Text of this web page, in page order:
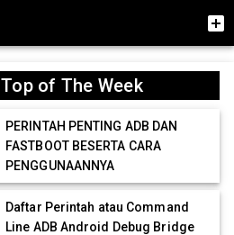
Top of The Week
PERINTAH PENTING ADB DAN
FASTBOOT BESERTA CARA
PENGGUNAANNYA
Daftar Perintah atau Command
Line ADB Android Debug Bridge
add_box